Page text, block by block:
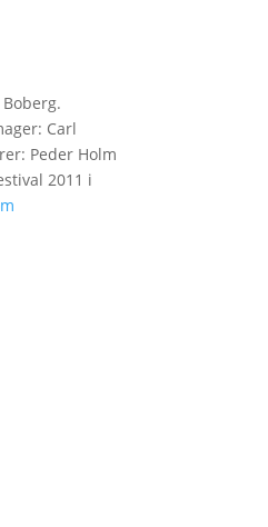
Carl
Peder Holm
2011 i